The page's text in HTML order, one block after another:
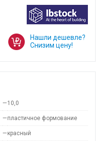
Нашли дешевле?
Снизим цену!
—10,0
—пластичное формование
—красный